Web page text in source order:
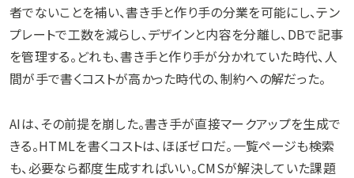
者でないことを補い、書き手と作り手の分業を可能にし、テン
プレートで工数を減らし、デザインと内容を分離し、DBで記事
を管理する。どれも、書き手と作り手が分かれていた時代、人
間が手で書くコストが高かった時代の、制約への解だった。
AIは、その前提を崩した。書き手が直接マークアップを生成で
きる。HTMLを書くコストは、ほぼゼロだ。一覧ページも検索
も、必要なら都度生成すればいい。CMSが解決していた課題